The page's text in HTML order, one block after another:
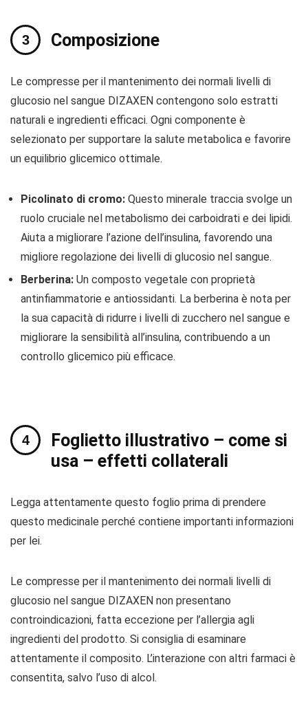
Composizione
Le compresse per il mantenimento dei normali livelli di
glucosio nel sangue DIZAXEN contengono solo estratti
naturali e ingredienti efficaci. Ogni componente è
selezionato per supportare la salute metabolica e favorire
un equilibrio glicemico ottimale.
Picolinato di cromo: Questo minerale traccia svolge un
ruolo cruciale nel metabolismo dei carboidrati e dei lipidi.
Aiuta a migliorare l’azione dell’insulina, favorendo una
migliore regolazione dei livelli di glucosio nel sangue.
Berberina: Un composto vegetale con proprietà
antinfiammatorie e antiossidanti. La berberina è nota per
la sua capacità di ridurre i livelli di zucchero nel sangue e
migliorare la sensibilità all’insulina, contribuendo a un
controllo glicemico più efficace.
Foglietto illustrativo – come si
usa – effetti collaterali
Legga attentamente questo foglio prima di prendere
questo medicinale perché contiene importanti informazioni
per lei.
Le compresse per il mantenimento dei normali livelli di
glucosio nel sangue DIZAXEN non presentano
controindicazioni, fatta eccezione per l’allergia agli
ingredienti del prodotto. Si consiglia di esaminare
attentamente il composito. L’interazione con altri farmaci è
consentita, salvo l’uso di alcol.